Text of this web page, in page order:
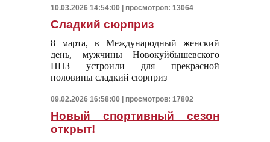
10.03.2026 14:54:00 | просмотров: 13064
Сладкий сюрприз
8 марта, в Международный женский
день, мужчины Новокуйбышевского
НПЗ устроили для прекрасной
половины сладкий сюрприз
09.02.2026 16:58:00 | просмотров: 17802
Новый спортивный сезон
открыт!